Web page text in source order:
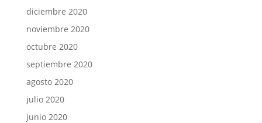
diciembre 2020
noviembre 2020
octubre 2020
septiembre 2020
agosto 2020
julio 2020
junio 2020